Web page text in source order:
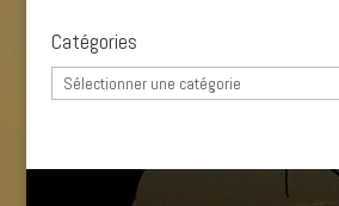
Catégories
Catégories